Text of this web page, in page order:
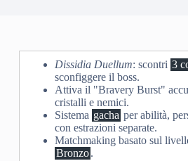
Dissidia Duellum: scontri 3
sconfiggere il boss.
Attiva il "Bravery Burst"
cristalli e nemici.
Sistema gacha per abilità,
con estrazioni separate.
Matchmaking basato sul
Bronzo.